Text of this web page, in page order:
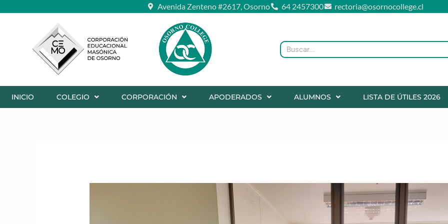
Avenida Zenteno #2617, Osorno 64 2457300 rectoria@osornocollege.cl
Buscar
INICIO COLEGIO CORPORACIÓN APODERADOS ALUMNOS LISTA DE ÚTILES 2026